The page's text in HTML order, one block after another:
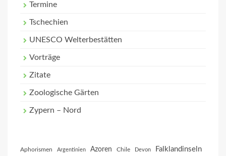
Termine
Tschechien
UNESCO Welterbestätten
Vorträge
Zitate
Zoologische Gärten
Zypern – Nord
Aphorismen Argentinien Azoren Chile Devon Falklandinseln